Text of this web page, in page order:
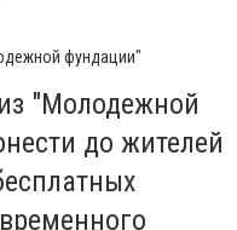
фундации"
"Молодежной
до жителей